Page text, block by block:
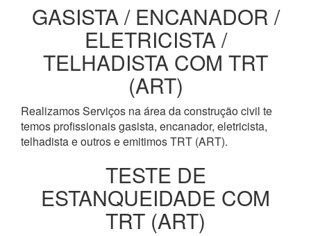
GASISTA / ENCANADOR /
ELETRICISTA /
TELHADISTA COM TRT
(ART)
Realizamos Serviços na área da construção civil te
temos profissionais gasista, encanador, eletricista,
telhadista e outros e emitimos TRT (ART).
TESTE DE
ESTANQUEIDADE COM
TRT (ART)